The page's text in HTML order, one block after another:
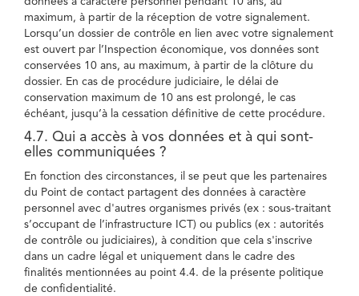
maximum, à partir de la réception de votre signalement.
Lorsqu’un dossier de contrôle en lien avec votre signalement
est ouvert par l’Inspection économique, vos données sont
conservées 10 ans, au maximum, à partir de la clôture du
dossier. En cas de procédure judiciaire, le délai de
conservation maximum de 10 ans est prolongé, le cas
échéant, jusqu’à la cessation définitive de cette procédure.
4.7. Qui a accès à vos données et à qui sont-
elles communiquées ?
En fonction des circonstances, il se peut que les partenaires
du Point de contact partagent des données à caractère
personnel avec d'autres organismes privés (ex : sous-traitant
s’occupant de l’infrastructure ICT) ou publics (ex : autorités
de contrôle ou judiciaires), à condition que cela s'inscrive
dans un cadre légal et uniquement dans le cadre des
finalités mentionnées au point 4.4. de la présente politique
de confidentialité.